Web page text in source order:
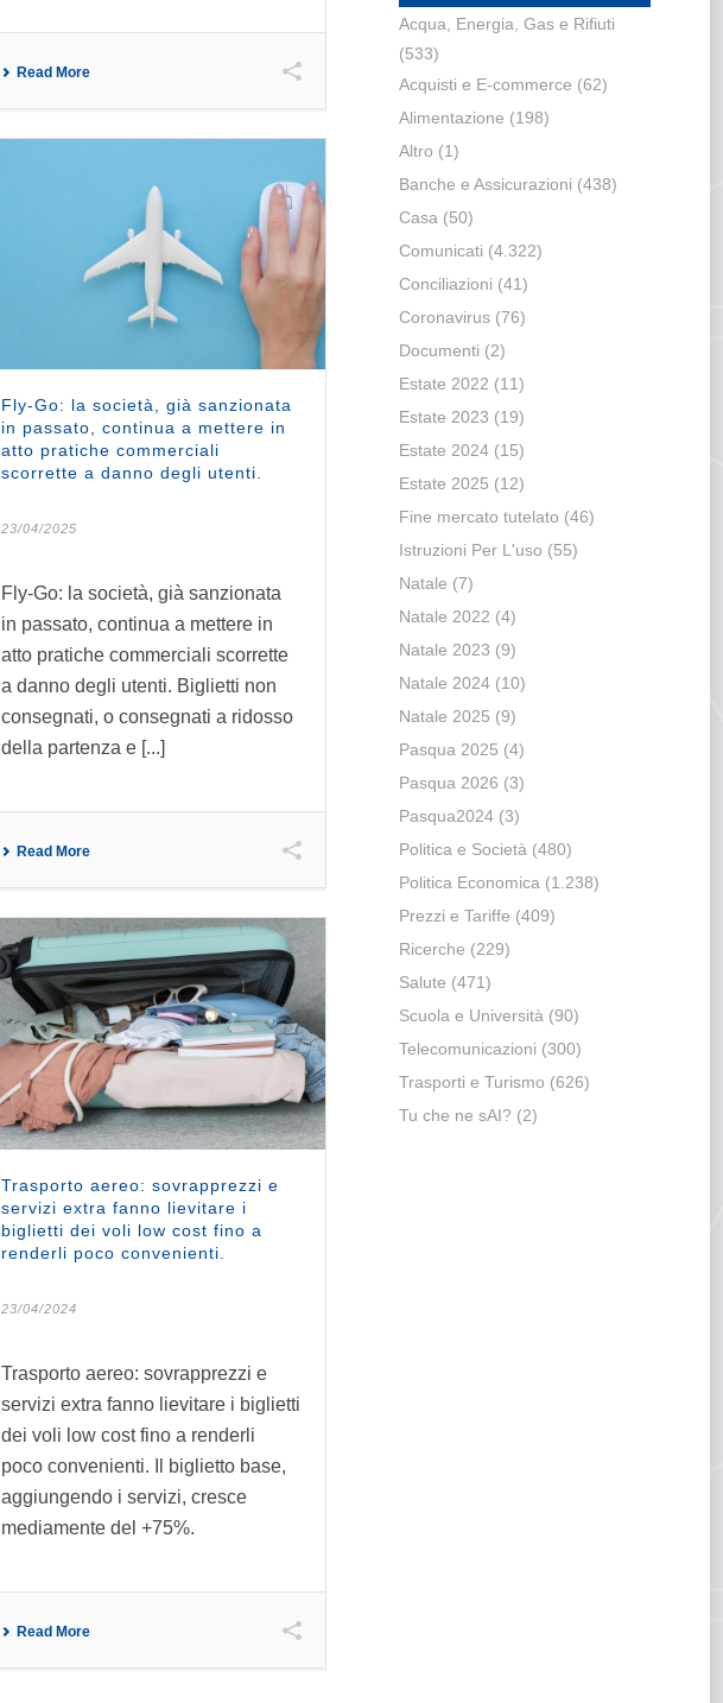
Read More
Fly-Go: la società, già sanzionata
in passato, continua a mettere in
atto pratiche commerciali
scorrette a danno degli utenti.
23/04/2025
Fly-Go: la società, già sanzionata
in passato, continua a mettere in
atto pratiche commerciali scorrette
a danno degli utenti. Biglietti non
consegnati, o consegnati a ridosso
della partenza e [...]
Read More
Trasporto aereo: sovrapprezzi e
servizi extra fanno lievitare i
biglietti dei voli low cost fino a
renderli poco convenienti.
23/04/2024
Trasporto aereo: sovrapprezzi e
servizi extra fanno lievitare i biglietti
dei voli low cost fino a renderli
poco convenienti. Il biglietto base,
aggiungendo i servizi, cresce
mediamente del +75%.
Read More
Acqua, Energia, Gas e Rifiuti
(533)
Acquisti e E-commerce (62)
Alimentazione (198)
Altro (1)
Banche e Assicurazioni (438)
Casa (50)
Comunicati (4.322)
Conciliazioni (41)
Coronavirus(76)
Documenti (2)
Estate 2022 (11)
Estate 2023 (19)
Estate 2024(15)
Estate 2025 (12)
Fine mercato tutelato (46)
Istruzioni Per L'uso (55)
Natale (7)
Natale 2022 (4)
Natale 2023 (9)
Natale 2024(10)
Natale 2025 (9)
Pasqua 2025 (4)
Pasqua 2026 (3)
Pasqua2024(3)
Politica e Società (480)
Politica Economica (1.238)
Prezzi e Tariffe (409)
Ricerche (229)
Salute (471)
Scuola e Università (90)
Telecomunicazioni (300)
Trasporti e Turismo (626)
Tu che ne sAI? (2)